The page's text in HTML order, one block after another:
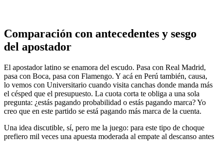
Comparación con antecedentes y sesgo
del apostador
El apostador latino se enamora del escudo. Pasa con Real Madrid,
pasa con Boca, pasa con Flamengo. Y acá en Perú también, causa,
lo vemos con Universitario cuando visita canchas donde manda más
el césped que el presupuesto. La cuota corta te obliga a una sola
pregunta: ¿estás pagando probabilidad o estás pagando marca? Yo
creo que en este partido se está pagando más marca de la cuenta.
Una idea discutible, sí, pero me la juego: para este tipo de choque
prefiero mil veces una apuesta moderada al empate al descanso antes